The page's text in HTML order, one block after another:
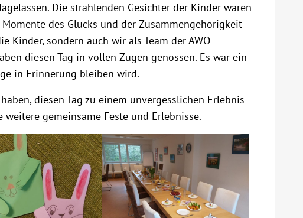
Die strahlenden Gesichter der Kinder waren
des Glücks und der Zusammengehörigkeit
Kinder, sondern auch wir als Team der AWO
diesen Tag in vollen Zügen genossen. Es war ein
in Erinnerung bleiben wird.
diesen Tag zu einem unvergesslichen Erlebnis
gemeinsame Feste und Erlebnisse.